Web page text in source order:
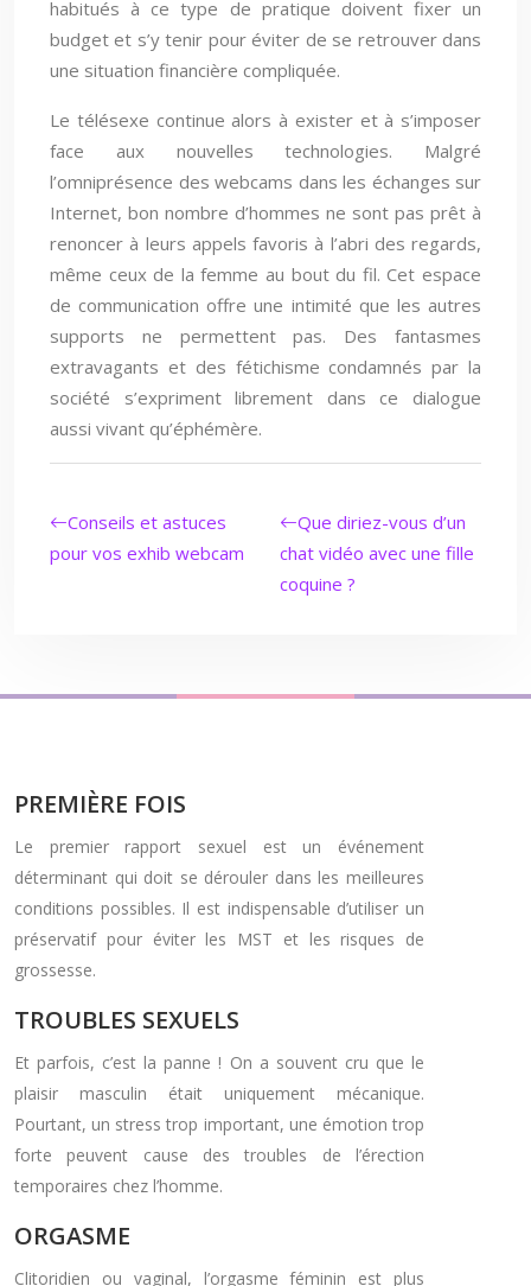
habitués à ce type de pratique doivent fixer un
budget et s’y tenir pour éviter de se retrouver dans
une situation financière compliquée.
Le télésexe continue alors à exister et à s’imposer
face aux nouvelles technologies. Malgré
l’omniprésence des webcams dans les échanges sur
Internet, bon nombre d’hommes ne sont pas prêt à
renoncer à leurs appels favoris à l’abri des regards,
même ceux de la femme au bout du fil. Cet espace
de communication offre une intimité que les autres
supports ne permettent pas. Des fantasmes
extravagants et des fétichisme condamnés par la
société s’expriment librement dans ce dialogue
aussi vivant qu’éphémère.
Conseils et astuces
pour vos exhib webcam
Que diriez-vous d’un
chat vidéo avec une fille
coquine ?
PREMIÈRE FOIS
Le premier rapport sexuel est un événement
déterminant qui doit se dérouler dans les meilleures
conditions possibles. Il est indispensable d’utiliser un
préservatif pour éviter les MST et les risques de
grossesse.
TROUBLES SEXUELS
Et parfois, c’est la panne ! On a souvent cru que le
plaisir masculin était uniquement mécanique.
Pourtant, un stress trop important, une émotion trop
forte peuvent cause des troubles de l’érection
temporaires chez l’homme.
ORGASME
Clitoridien ou vaginal, l’orgasme féminin est plus